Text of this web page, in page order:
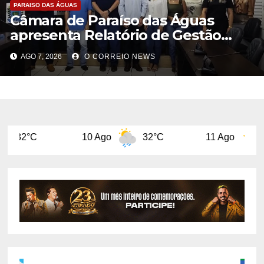
PARAISO DAS ÁGUAS
Câmara de Paraíso das Águas
apresenta Relatório de Gestão
Fiscal e destaca equilíbrio das
contas públicas
AGO 7, 2026 O CORREIO NEWS
10 Ago 32°C 11 Ago 29°C